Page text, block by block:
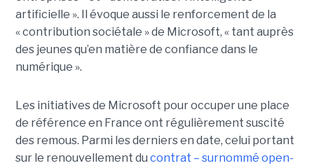
artificielle ». Il évoque aussi le renforcement de la
« contribution sociétale » de Microsoft, « tant auprès
des jeunes qu’en matière de confiance dans le
numérique ».
Les initiatives de Microsoft pour occuper une place
de référence en France ont régulièrement suscité
des remous. Parmi les derniers en date, celui portant
sur le renouvellement du contrat – surnommé open-